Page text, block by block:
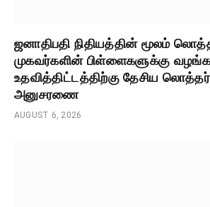
ஜனாதிபதி நிதியத்தின் மூலம்
முகவர்களின் பிள்ளைகளுக்கு
உதவித்திட்டத்திற்கு தேசிய லொத்தர்
அனுசரணை
AUGUST 6, 2026